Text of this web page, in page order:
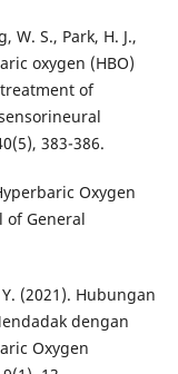
W. S., Park, H. J.,
oxygen (HBO)
of
383-386.
Oxygen
of General
(2021). Hubungan
dengan
Oxygen